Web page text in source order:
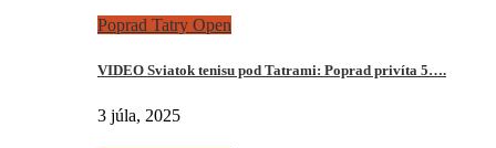
Poprad Tatry Open
VIDEO Sviatok tenisu pod Tatrami: Poprad privíta 5….
3 júla, 2025